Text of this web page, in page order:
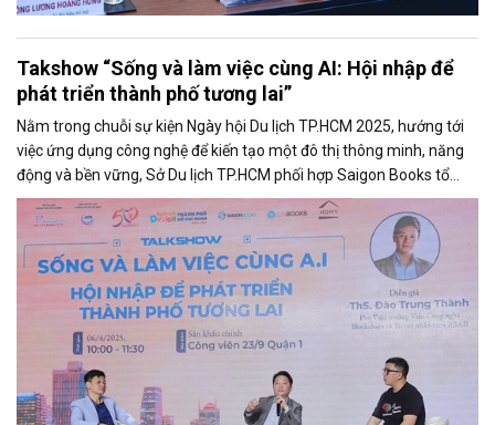
Takshow “Sống và làm việc cùng AI: Hội nhập để
phát triển thành phố tương lai”
Nằm trong chuỗi sự kiện Ngày hội Du lịch TP.HCM 2025, hướng tới
việc ứng dụng công nghệ để kiến tạo một đô thị thông minh, năng
động và bền vững, Sở Du lịch TP.HCM phối hợp Saigon Books tổ
chức takshow “Sống và làm việc cùng AI: Hội nhập để phát triển
thành phố tương lai”.